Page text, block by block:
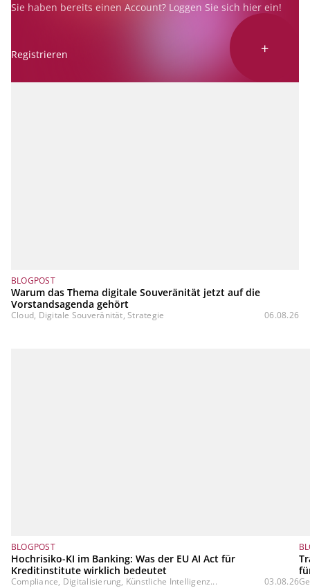
BLOGPOST
Warum das Thema digitale Souveränität jetzt auf die
Vorstandsagenda gehört
Cloud, Digitale Souveränität, Strategie 06.08.26
Sie haben bereits einen Account? Loggen Sie sich hier ein!
Registrieren +
BLOGPOST
Hochrisiko-KI im Banking: Was der EU AI Act für
Kreditinstitute wirklich bedeutet
Compliance, Digitalisierung, Künstliche Intelligenz... 03.08.26